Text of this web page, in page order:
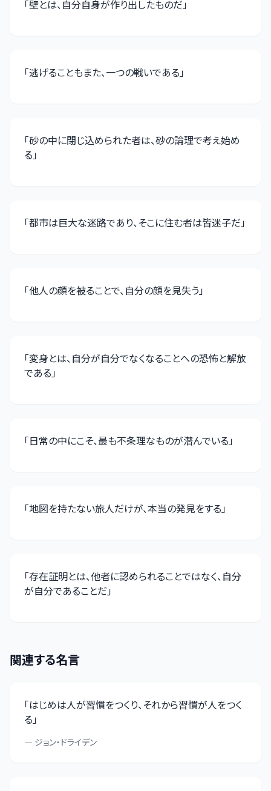
「壁とは、自分自身が作り出したものだ」
「逃げることもまた、一つの戦いである」
「砂の中に閉じ込められた者は、砂の論理で考え始め
る」
「都市は巨大な迷路であり、そこに住む者は皆迷子だ」
「他人の顔を被ることで、自分の顔を見失う」
「変身とは、自分が自分でなくなることへの恐怖と解放
である」
「日常の中にこそ、最も不条理なものが潜んでいる」
「地図を持たない旅人だけが、本当の発見をする」
「存在証明とは、他者に認められることではなく、自分
が自分であることだ」
関連する名言
「はじめは人が習慣をつくり、それから習慣が人をつく
る」
— ジョン・ドライデン